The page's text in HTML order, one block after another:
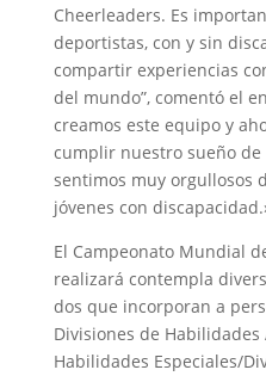
Cheerleaders. Es
deportistas, con y sin
compartir experiencias
del mundo”, comentó el
creamos este equipo y
cumplir nuestro sueño
sentimos muy orgullosos
jóvenes con
El Campeonato Mundial
realizará contempla
dos que incorporan a
Divisiones de Habilidades
Habilidades Especiales/